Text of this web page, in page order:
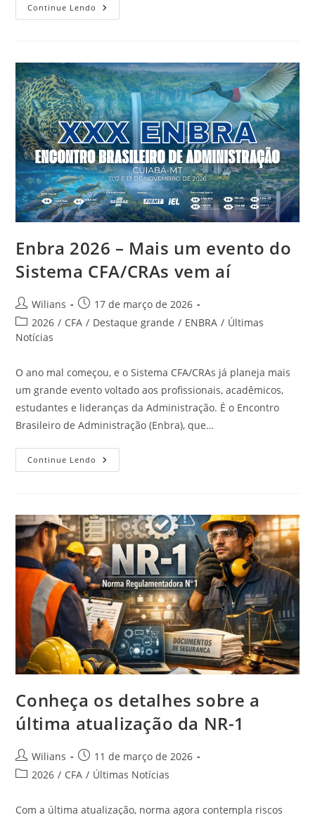
Continue Lendo Administração
De
Registrados
Garantem
Maior
Segurança
À
Sociedade
Enbra 2026 – Mais um evento do
Sistema CFA/CRAs vem aí
Autor
do
post:
Wilians
Post
publicado:
17 de março de 2026
Categoria
do
2026 / CFA / Destaque grande / ENBRA / Últimas
Notícias
O ano mal começou, e o Sistema CFA/CRAs já planeja mais
um grande evento voltado aos profissionais, acadêmicos,
estudantes e lideranças da Administração. É o Encontro
Brasileiro de Administração (Enbra), que…
Continue Lendo Enbra
2026
Do
Sistema
CFA/CRAs
Vem
Aí
Conheça os detalhes sobre a
última atualização da NR-1
Autor
do
Wilians
Post
publicado:
11 de março de 2026
Categoria
post:
2026 / CFA / Últimas Notícias
Com a última atualização, norma agora contempla riscos